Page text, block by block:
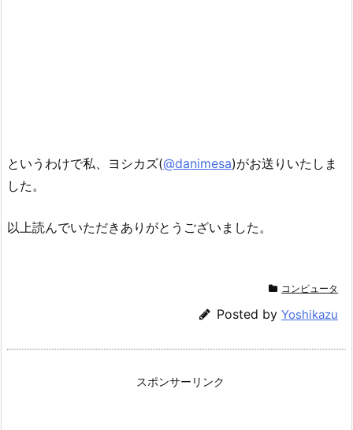
というわけで私、ヨシカズ(@danimesa)がお送りいたしま
した。
以上読んでいただきありがとうございました。
コンピュータ
Posted by Yoshikazu
スポンサーリンク